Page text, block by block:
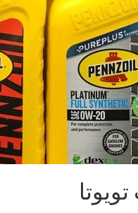
ا
ت
،
أ
ن
و
ا
ع
ل